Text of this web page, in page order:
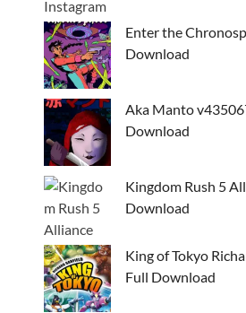
Enter the
Download
Aka Manto
Download
Kingdom Rush 5
Download
King of Tokyo
Full Download